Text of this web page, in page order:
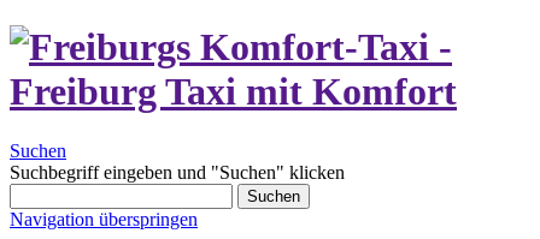
Suchen
Suchbegriff eingeben und "Suchen" klicken
Suchen
Navigation überspringen